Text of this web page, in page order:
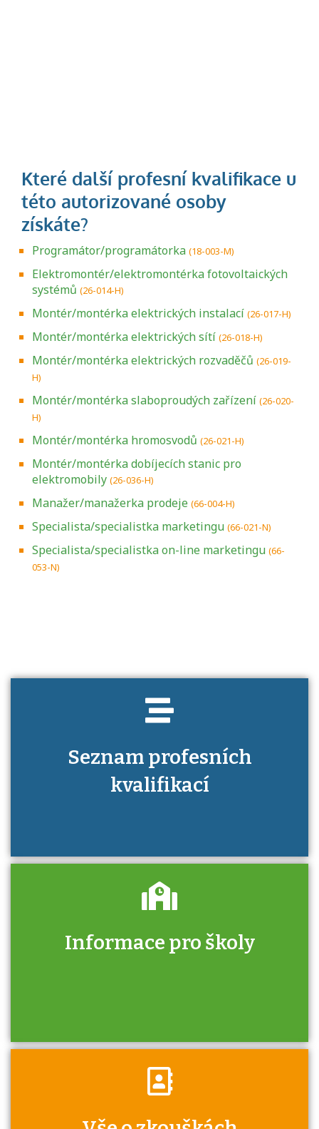
Programátor/programátorka (18-003-M)
Elektromontér/elektromontérka fotovoltaických
systémů (26-014-H)
Montér/montérka elektrických instalací (26-017-H)
Montér/montérka elektrických sítí (26-018-H)
Montér/montérka elektrických rozvaděčů (26-019-
H)
Montér/montérka slaboproudých zařízení (26-020-
H)
Montér/montérka hromosvodů (26-021-H)
Montér/montérka dobíjecích stanic pro
elektromobily (26-036-H)
Manažer/manažerka prodeje (66-004-H)
Specialista/specialistka marketingu (66-021-N)
Specialista/specialistka on-line marketingu (66-
053-N)
Seznam profesních
kvalifikací
Projděte si seznam profesních kvalifikací.
Informace pro školy
Zjistěte, jak se přihlásit ke zkoušce a kde